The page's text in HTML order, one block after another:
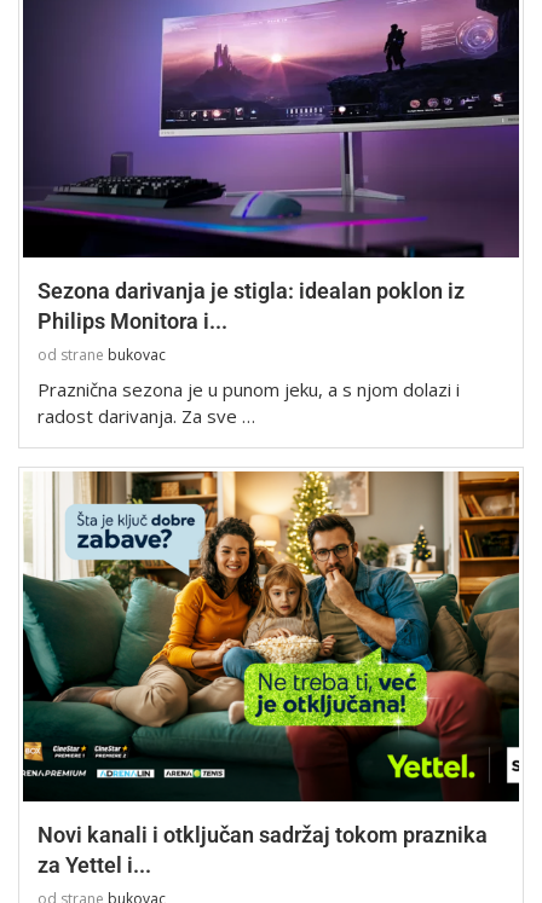
Sezona darivanja je stigla: idealan poklon iz
Philips Monitora i...
od strane bukovac
Praznična sezona je u punom jeku, a s njom dolazi i
radost darivanja. Za sve …
Novi kanali i otključan sadržaj tokom praznika
za Yettel i...